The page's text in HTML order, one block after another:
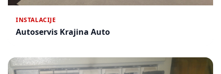
INSTALACIJE
Autoservis Krajina Auto